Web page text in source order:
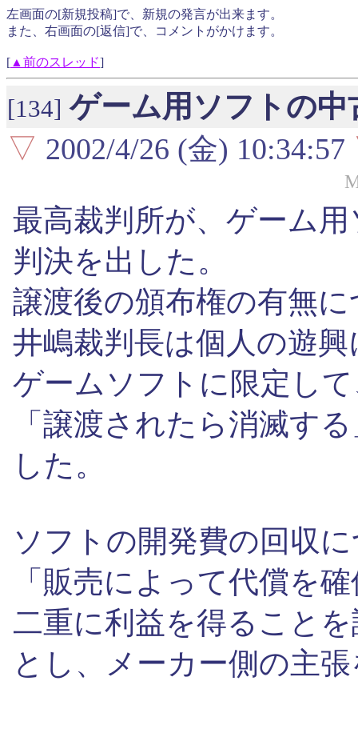
左画面の[新規投稿]で、新規の発言が出来ます。
また、右画面の[返信]で、コメントがかけます。
[ ▲前のスレッド]
[134] ゲーム用ソフトの
▽ 2002/4/26 (金) 10:34:57
最高裁判所が、ゲーム
判決を出した。
譲渡後の頒布権の有無
井嶋裁判長は個人の遊
ゲームソフトに限定し
「譲渡されたら消滅す
した。
ソフトの開発費の回収
「販売によって代償を
二重に利益を得ること
とし、メーカー側の主